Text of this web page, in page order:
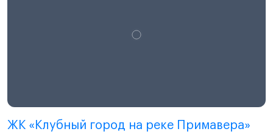
ЖК «Клубный город на реке Примавера»